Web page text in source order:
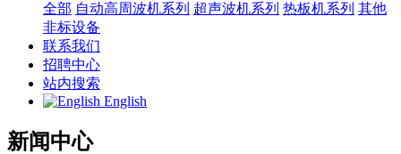
全部 自动高周波机系列 超声波机系列 热板机系列 其他
非标设备
联系我们
招聘中心
站内搜索
English
新闻中心